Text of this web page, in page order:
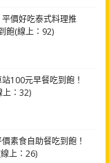
平價好吃泰式料理推
飽(線上：92)
100元早餐吃到飽！
上：32)
素食自助餐吃到飽！
上：26)